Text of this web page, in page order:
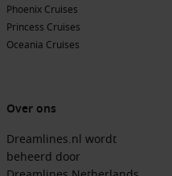
populaire haven voor
het lokale erfgoed en
Torres del Paine
natuurpark en ga
is een populaire tussenstop
Phoenix Cruises
Princess Cruises
Oceania Cruises
Over ons
Dreamlines.nl wordt
beheerd door